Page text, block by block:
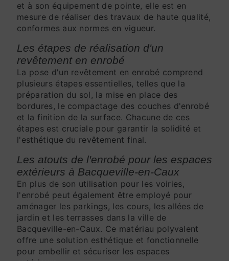
et à son équipement de pointe, elle est en
mesure de réaliser des travaux de haute qualité,
conformes aux normes en vigueur.
Les étapes de réalisation d'un
revêtement en enrobé
La pose d'un revêtement en enrobé comprend
plusieurs étapes essentielles, telles que la
préparation du sol, la mise en place des
bordures, le compactage des couches d'enrobé
et la finition de la surface. Chacune de ces
étapes est cruciale pour garantir la solidité et
l'esthétique du revêtement final.
Les atouts de l'enrobé pour les espaces
extérieurs à Bacqueville-en-Caux
En plus de son utilisation pour les voiries,
l'enrobé peut également être employé pour
aménager les parkings, les cours, les allées de
jardin et les terrasses dans la ville de
Bacqueville-en-Caux. Ce matériau polyvalent
offre une solution esthétique et fonctionnelle
pour embellir et sécuriser les espaces